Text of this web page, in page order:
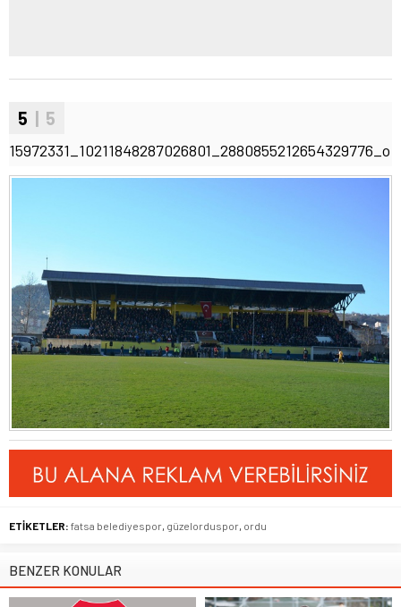
5 | 5
15972331_10211848287026801_2880855212654329776_o
ETİKETLER: fatsa belediyespor güzelorduspor ordu
BENZER KONULAR